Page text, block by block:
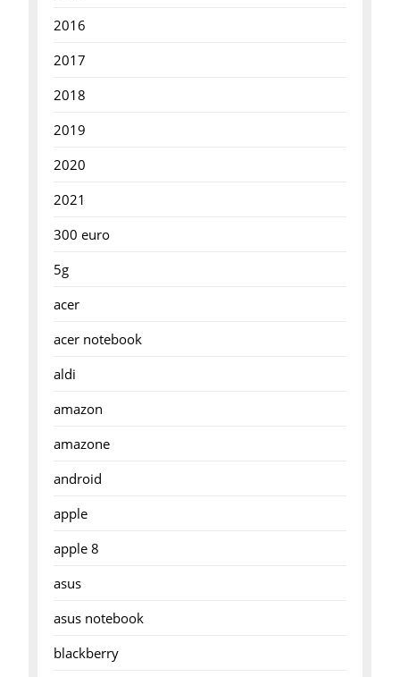
2016
2017
2018
2019
2020
2021
300 euro
5g
acer
acer notebook
aldi
amazon
amazone
android
apple
apple 8
asus
asus notebook
blackberry